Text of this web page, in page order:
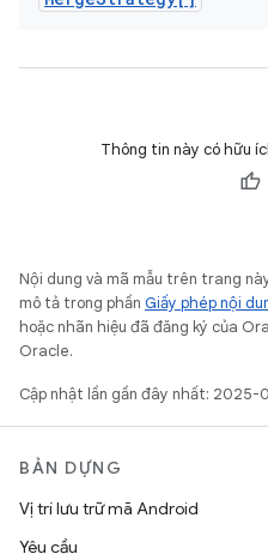
Thông tin này có hữu
Nội dung và mã mẫu trên trang
mô tả trong phần Giấy phép nội
hoặc nhãn hiệu đã đăng ký của
Oracle.
Cập nhật lần gần đây nhất: 2025-
BẢN DỰNG
Vị trí lưu trữ mã Android
Yêu cầu